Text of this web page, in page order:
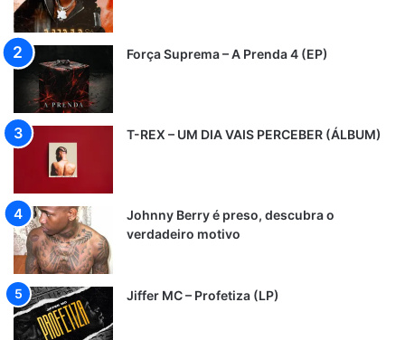
Força Suprema – A Prenda 4 (EP)
T-REX – UM DIA VAIS PERCEBER (ÁLBUM)
Johnny Berry é preso, descubra o
verdadeiro motivo
Jiffer MC – Profetiza (LP)